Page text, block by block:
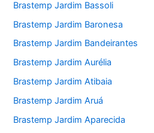
Brastemp Jardim Bassoli
Brastemp Jardim Baronesa
Brastemp Jardim Bandeirantes
Brastemp Jardim Aurélia
Brastemp Jardim Atibaia
Brastemp Jardim Aruá
Brastemp Jardim Aparecida